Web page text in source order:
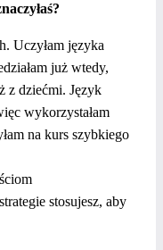
Uczyłam języka
już wtedy,
z dziećmi. Język
wykorzystałam
na kurs szybkiego
stosujesz, aby